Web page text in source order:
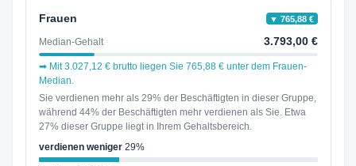
Frauen ▼ 765,88 €
Median-Gehalt 3.793,00 €
➡ Mit 3.027,12 € brutto liegen Sie 765,88 € unter dem Frauen-
Median.
Sie verdienen mehr als 29% der Beschäftigten in dieser Gruppe,
während 44% der Beschäftigten mehr verdienen als Sie. Etwa
27% dieser Gruppe liegt in Ihrem Gehaltsbereich.
verdienen weniger29%